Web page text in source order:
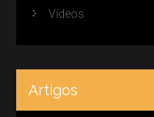
Vídeos
Artigos